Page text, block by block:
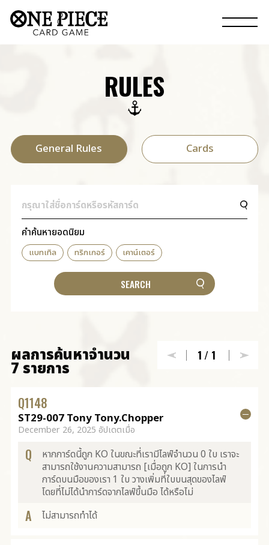
RULES
General Rules Cards
คำค้นหายอดนิยม
แบทเทิล ทริกเกอร์ เคาน์เตอร์
ผลการค้นหาจำนวน
7 รายการ
1/1
Q1148
ST29-007 Tony Tony.Chopper
December 26, 2025 อัปเดตเมื่อ
Q
หากการ์ดนี้ถูก KO ในขณะที่เรามีไลฟ์จำนวน 0 ใบ เราจะ
สามารถใช้งานความสามารถ [เมื่อถูก KO] ในการนำ
การ์ดบนมือของเรา 1 ใบ วางเพิ่มที่ใบบนสุดของไลฟ์
โดยที่ไม่ได้นำการ์ดจากไลฟ์ขึ้นมือ ได้หรือไม่
A ไม่สามารถทำได้